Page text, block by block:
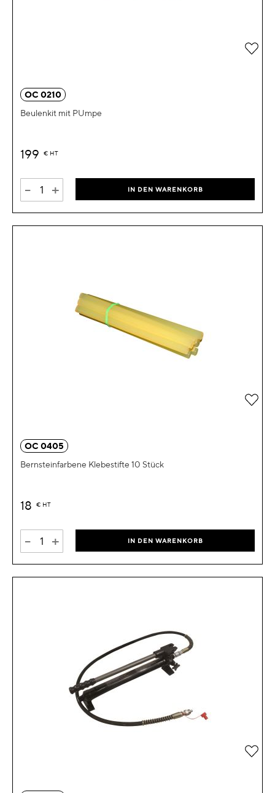
OC 0210
Beulenkit mit PUmpe
199 € HT
- + IN DEN WARENKORB
Zur
OC 0405
Bernsteinfarbene Klebestifte 10 Stück
18 € HT
- + IN DEN WARENKORB
Zur
Zur